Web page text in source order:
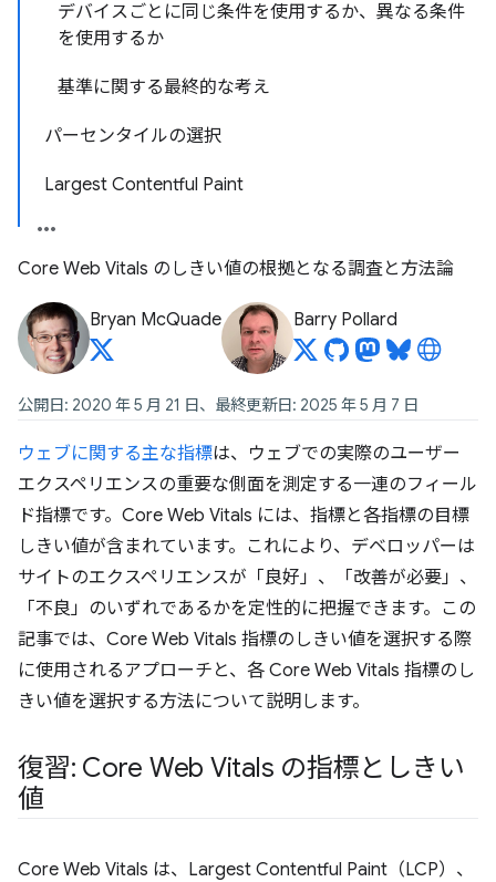
デバイスごとに同じ条件を使用するか、異なる条件
を使用するか
基準に関する最終的な考え
パーセンタイルの選択
Largest Contentful Paint
Core Web Vitals のしきい値の根拠となる調査と方法論
Bryan McQuade Barry Pollard
公開日: 2020 年 5 月 21 日、最終更新日: 2025 年 5 月 7 日
ウェブに関する主な指標は、ウェブでの実際のユーザー
エクスペリエンスの重要な側面を測定する一連のフィール
ド指標です。Core Web Vitals には、指標と各指標の目標
しきい値が含まれています。これにより、デベロッパーは
サイトのエクスペリエンスが「良好」、「改善が必要」、
「不良」のいずれであるかを定性的に把握できます。この
記事では、Core Web Vitals 指標のしきい値を選択する際
に使用されるアプローチと、各 Core Web Vitals 指標のし
きい値を選択する方法について説明します。
復習: Core Web Vitals の指標としきい
値
Core Web Vitals は、Largest Contentful Paint（LCP）、